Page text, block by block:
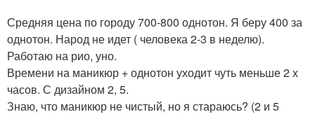
Средняя цена по городу 700-800 однотон. Я беру 400 за
однотон. Народ не идет ( человека 2-3 в неделю).
Работаю на рио, уно.
Времени на маникюр + однотон уходит чуть меньше 2 х
часов. С дизайном 2, 5.
Знаю, что маникюр не чистый, но я стараюсь? (2 и 5